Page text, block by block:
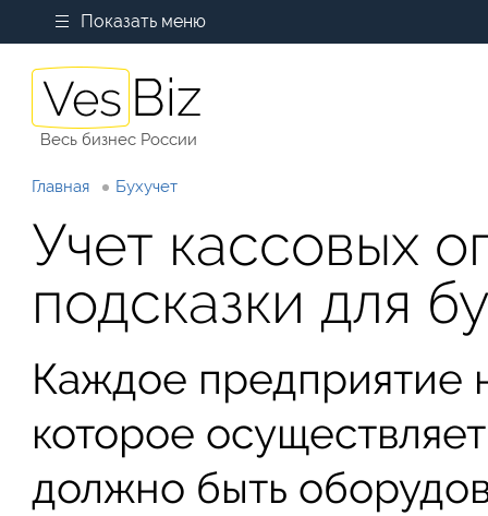
Показать меню
Весь бизнес России
Главная Бухучет
Учет кассовых
подсказки для
Каждое предприятие
которое
должно быть